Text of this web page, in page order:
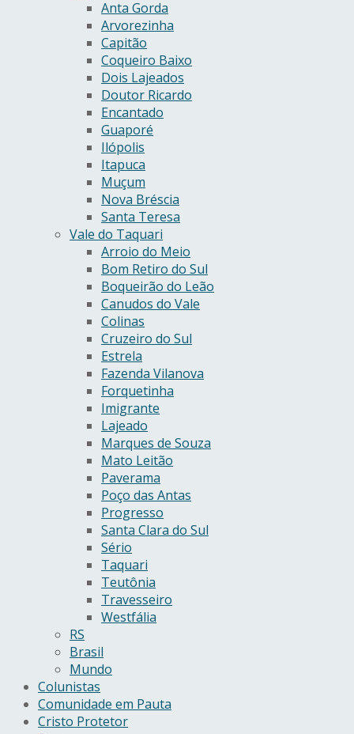
Anta Gorda
Arvorezinha
Capitão
Coqueiro Baixo
Dois Lajeados
Doutor Ricardo
Encantado
Guaporé
Ilópolis
Itapuca
Muçum
Nova Bréscia
Santa Teresa
Vale do Taquari
Arroio do Meio
Bom Retiro do Sul
Boqueirão do Leão
Canudos do Vale
Colinas
Cruzeiro do Sul
Estrela
Fazenda Vilanova
Forquetinha
Imigrante
Lajeado
Marques de Souza
Mato Leitão
Paverama
Poço das Antas
Progresso
Santa Clara do Sul
Sério
Taquari
Teutônia
Travesseiro
Westfália
RS
Brasil
Mundo
Colunistas
Comunidade em Pauta
Cristo Protetor